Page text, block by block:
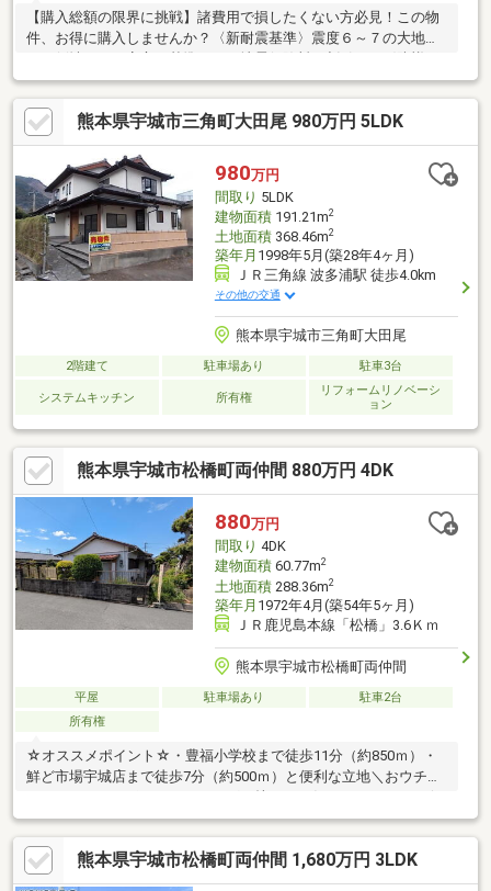
【購入総額の限界に挑戦】諸費用で損したくない方必見！この物
件、お得に購入しませんか？〈新耐震基準〉震度６～７の大地震
事５年保証〉シロアリへの備え付き。「見えない場所の安心」
も、セットでお届け。〈契約不適合責任２年〉入居後の雨漏りな
どにも対応◎２年間は売主の保証が付きます。【内覧ツアー】 熊
本県全域の気になる物件を全て弊社でまとめてご内覧いただけま
す水曜日や１８時以降、お仕事終わりの内覧も柔軟に対応！物件
選びからお引渡しまで『ハウスドゥ熊本桜町』が全力でサポート
します
熊本県宇城市三角町大田尾 980万円 5LDK
980万円
間取り 5LDK
建物面積191.21m2
土地面積368.46m2
築年月 1998年5月(築28年4ヶ月)
ＪＲ三角線 波多浦駅 徒歩4.0km
その他の交通
熊本県宇城市三角町大田尾
2階建て 駐車場あり 駐車3台
システムキッチン 所有権
リフォームリノベーシ
ョン
熊本県宇城市松橋町両仲間 880万円 4DK
880万円
間取り 4DK
建物面積60.77m2
土地面積288.36m2
築年月 1972年4月(築54年5ヶ月)
ＪＲ鹿児島本線「松橋」3.6Ｋｍ
熊本県宇城市松橋町両仲間
平屋 駐車場あり
駐車2台
所有権
☆オススメポイント☆・豊福小学校まで徒歩11分（約850ｍ）・
鮮ど市場宇城店まで徒歩7分（約500ｍ）と便利な立地＼おウチ探
幅広いご紹介♪気になる物件を一括でご紹介させて頂きます！☆
住宅ローン相談無料対応！秘密厳守にて親身にご対応します！☆
土日平日夜でもご対応可能です！〇 ● 〇 30秒で来場予約
〇 ● 〇 「資料請求」はオレンジのボタン（無料）、「見学
熊本県宇城市松橋町両仲間 1,680万円 3LDK